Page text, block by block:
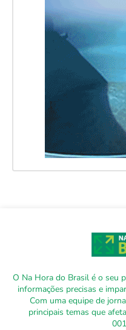
O Na Hora do Brasil é o seu
informações precisas e
Com uma equipe de
principais temas que